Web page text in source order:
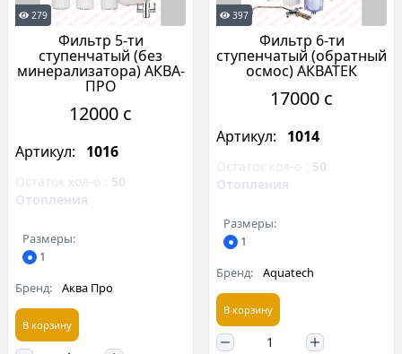
279
Фильтр 5-ти
ступенчатый (без
минерализатора) АКВА-
ПРО
12000 c
Артикул: 1016
Остаток кол-о : 50
Отопления
Размеры:
1
Бренд:
Аква Про
В корзину
397
Фильтр 6-ти
ступенчатый (обратный
осмос) АКВАТЕК
17000 c
Артикул: 1014
Остаток кол-о : 50
Отопления
Размеры:
1
Бренд:
Aquatech
В корзину